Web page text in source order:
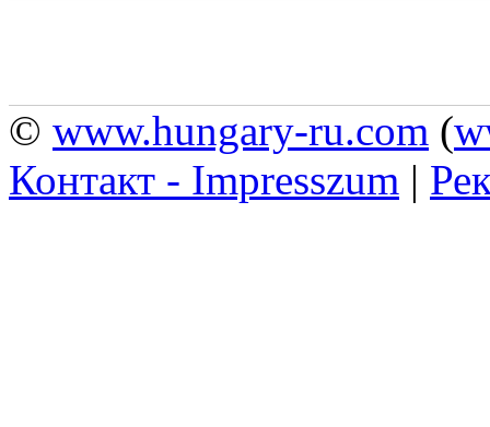
© www.hungary-ru.com (
Контакт - Impresszum |